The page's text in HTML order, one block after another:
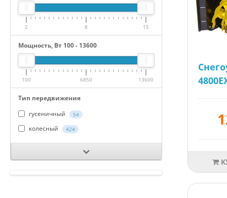
2 8 15
Мощность, Вт 100- 13600
100 6850 13600
Тип передвижения
гусеничный
54
колесный 424